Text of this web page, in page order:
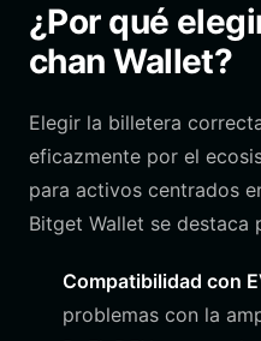
¿Por qué
chan Wallet?
Elegir la billetera
eficazmente por el
para activos centrados
Bitget Wallet se destaca
Compatibilidad con
problemas con la